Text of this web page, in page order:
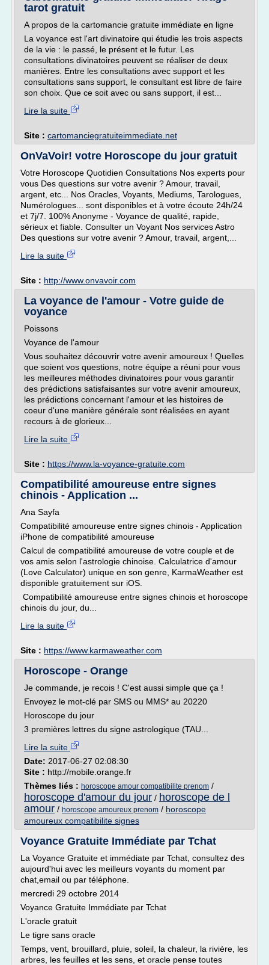
tarot gratuit
A propos de la cartomancie gratuite immédiate en ligne
La voyance est l'art divinatoire qui étudie les trois aspects
de la vie : le passé, le présent et le futur. Les
consultations divinatoires peuvent se réaliser de deux
manières. Entre les consultations avec support et les
consultations sans support, le consultant est libre de faire
son choix. Que ce soit avec ou sans support, il est...
Lire la suite
Site : cartomanciegratuiteimmediate.net
OnVaVoir! votre Horoscope du jour gratuit
Votre Horoscope Quotidien Consultations Nos experts pour
vous Des questions sur votre avenir ? Amour, travail,
argent, etc... Nos Oracles, Voyants, Mediums, Tarologues,
Numérologues... sont disponibles et à votre écoute 24h/24
et 7j/7. 100% Anonyme - Voyance de qualité, rapide,
sérieux et fiable. Consulter un Voyant Nos services Astro
Des questions sur votre avenir ? Amour, travail, argent,...
Lire la suite
Site : http://www.onvavoir.com
La voyance de l'amour - Votre guide de
voyance
Poissons
Voyance de l'amour
Vous souhaitez découvrir votre avenir amoureux ! Quelles
que soient vos questions, notre équipe a réuni pour vous
les meilleures méthodes divinatoires pour vous garantir
des prédictions satisfaisantes sur votre avenir amoureux,
les prédictions concernant l'amour et les histoires de
coeur d'une manière générale sont réalisées en ayant
recours à de glorieux...
Lire la suite
Site : https://www.la-voyance-gratuite.com
Compatibilité amoureuse entre signes
chinois - Application ...
Ana Sayfa
Compatibilité amoureuse entre signes chinois - Application
iPhone de compatibilité amoureuse
Calcul de compatibilité amoureuse de votre couple et de
vos amis selon l'astrologie chinoise. Calculatrice d'amour
(Love Calculator) unique en son genre, KarmaWeather est
disponible gratuitement sur iOS.
Compatibilité amoureuse entre signes chinois et horoscope
chinois du jour, du...
Lire la suite
Site : https://www.karmaweather.com
Horoscope - Orange
Je commande, je recois ! C'est aussi simple que ça !
Envoyez le mot-clé par SMS ou MMS* au 20220
Horoscope du jour
3 premières lettres du signe astrologique (TAU...
Lire la suite
Date: 2017-06-27 02:08:30
Site : http://mobile.orange.fr
Thèmes liés : horoscope amour compatibilite prenom /
horoscope d'amour du jour / horoscope de l
amour / horoscope amoureux prenom / horoscope
amoureux compatibilite signes
Voyance Gratuite Immédiate par Tchat
La Voyance Gratuite et immédiate par Tchat, consultez des
aujourd'hui avec les meilleurs voyants du moment par
chat,email ou par téléphone.
mercredi 29 octobre 2014
Voyance Gratuite Immédiate par Tchat
L'oracle gratuit
Le tigre sans oracle
Temps, vent, brouillard, pluie, soleil, la chaleur, la rivière, les
arbres, les feuilles et les sens, et oracle pense toutes